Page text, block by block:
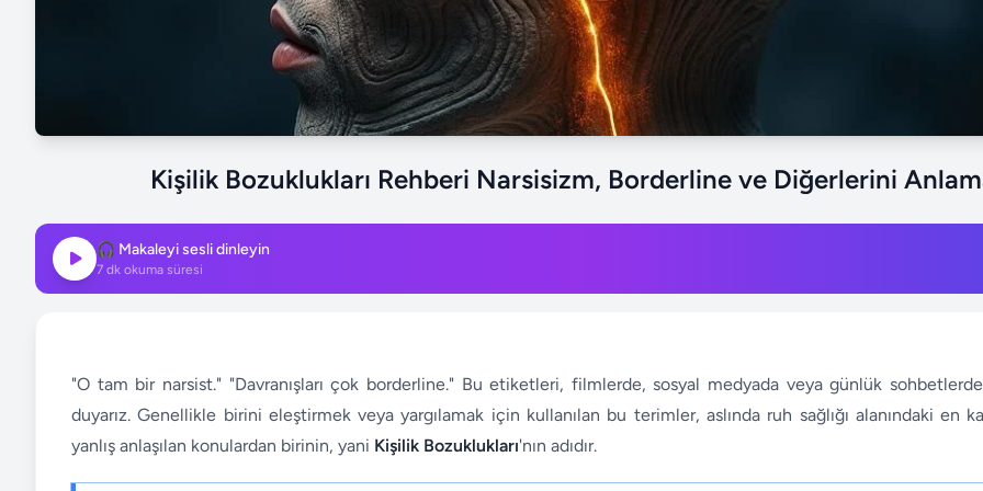
Kişilik Bozuklukları Rehberi Narsisizm, Borderline ve Diğerlerini
🎧 Makaleyi sesli dinleyin
7 dk okuma süresi
"O tam bir narsist." "Davranışları çok borderline." Bu etiketleri, filmlerde, sosyal medyada veya günlük
duyarız. Genellikle birini eleştirmek veya yargılamak için kullanılan bu terimler, aslında ruh sağlığı alanındaki en
yanlış anlaşılan konulardan birinin, yani Kişilik Bozuklukları'nın adıdır.